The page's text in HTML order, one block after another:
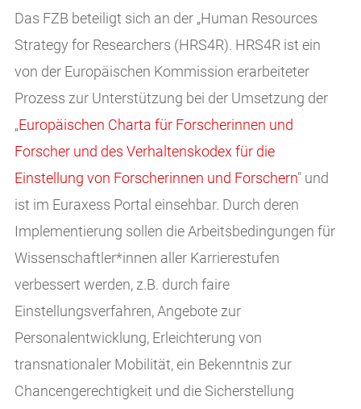
Das FZB beteiligt sich an der „Human Resources
Strategy for Researchers (HRS4R). HRS4R ist ein
von der Europäischen Kommission erarbeiteter
Prozess zur Unterstützung bei der Umsetzung der
„Europäischen Charta für Forscherinnen und
Forscher und des Verhaltenskodex für die
Einstellung von Forscherinnen und Forschern" und
ist im Euraxess Portal einsehbar. Durch deren
Implementierung sollen die Arbeitsbedingungen für
Wissenschaftler*innen aller Karrierestufen
verbessert werden, z.B. durch faire
Einstellungsverfahren, Angebote zur
Personalentwicklung, Erleichterung von
transnationaler Mobilität, ein Bekenntnis zur
Chancengerechtigkeit und die Sicherstellung